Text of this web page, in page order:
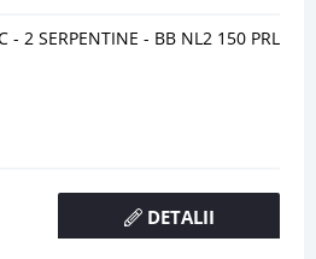
- 2 SERPENTINE - BB NL2 150 PRL
DETALII